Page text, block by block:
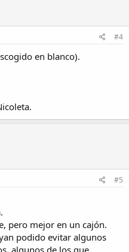
#4
en blanco).
#5
pero mejor en un cajón.
podido evitar algunos